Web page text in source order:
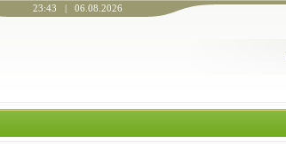
23:43 | 06.08.2026